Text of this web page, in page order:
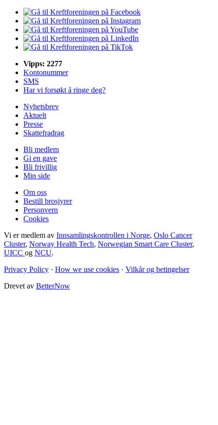
Vipps: 2277
Kontonummer
SMS
Har vi forsøkt å ringe deg?
Nyhetsbrev
Aktuelt
Presse
Skattefradrag
Bli medlem
Gi en gave
Bli frivillig
Min side
Om oss
Bestill brosjyrer
Personvern
Cookies
Vi er medlem av Innsamlingskontrollen i Norge, Oslo Cancer
Cluster, Norway Health Tech, Norwegian Smart Care Cluster,
UICC og NCU.
Privacy Policy · How we use cookies · Vilkår og betingelser
Drevet av BetterNow